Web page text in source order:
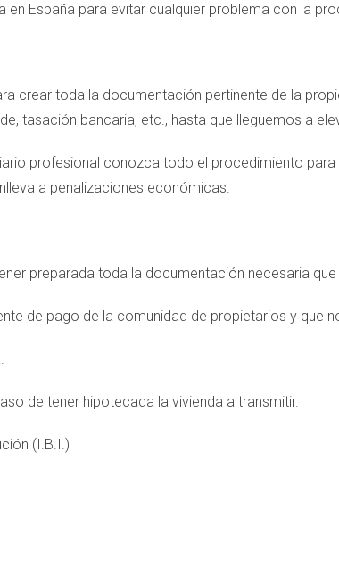
en España para evitar cualquier problema con la
crear toda la documentación pertinente de la
tasación bancaria, etc., hasta que lleguemos a
profesional conozca todo el procedimiento
a penalizaciones económicas.
preparada toda la documentación necesaria
de pago de la comunidad de propietarios y que
de tener hipotecada la vivienda a transmitir.
(I.B.I.)